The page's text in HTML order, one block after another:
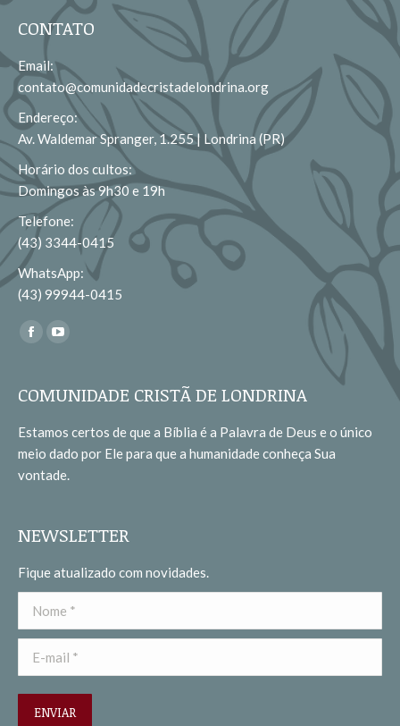
CONTATO
Email:
contato@comunidadecristadelondrina.org
Endereço:
Av. Waldemar Spranger, 1.255 | Londrina (PR)
Horário dos cultos:
Domingos às 9h30 e 19h
Telefone:
(43) 3344-0415
WhatsApp:
(43) 99944-0415
Encontre-nos em:
Facebook
opens
new
window
opens
new
window
COMUNIDADE CRISTÃ DE LONDRINA
Estamos certos de que a Bíblia é a Palavra de Deus e o único
meio dado por Ele para que a humanidade conheça Sua
vontade.
NEWSLETTER
Fique atualizado com novidades.
Nome *
E-mail *
ENVIAR